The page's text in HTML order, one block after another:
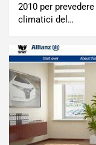
2010 per
climatici del…